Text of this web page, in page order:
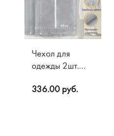
Чехол для
одежды 2шт.
336.00 руб.